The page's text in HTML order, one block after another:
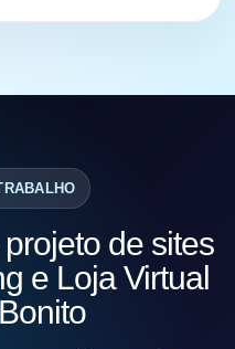
de sites
e Loja Virtual